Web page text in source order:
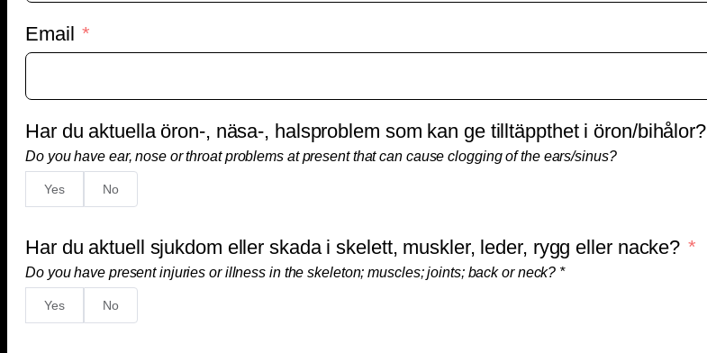
Email
Har du aktuella öron-, näsa-, halsproblem som kan ge tilltäppthet i öron/bihålor?
Do you have ear, nose or throat problems at present that can cause clogging of the ears/sinus?
Yes No
Har du aktuell sjukdom eller skada i skelett, muskler, leder, rygg eller nacke?
Do you have present injuries or illness in the skeleton; muscles; joints; back or neck? *
Yes No